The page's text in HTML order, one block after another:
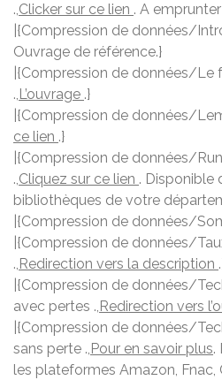
.,Clicker sur ce lien . A
|{Compression de données/
Ouvrage de référence.}
|{Compression de données/Le
., L’ouvrage .}
|{Compression de données/
ce lien .}
|{Compression de données/
.,Cliquez sur ce lien . Disponible
bibliothèques de votre
|{Compression de données/
|{Compression de données/
., Redirection vers la description
|{Compression de données/
avec pertes ., Redirection vers
|{Compression de données/
sans perte ., Pour en savoir plus.
les plateformes Amazon, Fnac,